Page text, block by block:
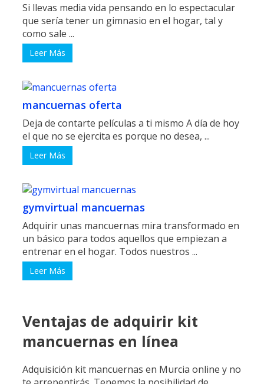
Si llevas media vida pensando en lo espectacular
que sería tener un gimnasio en el hogar, tal y
como sale ...
Leer Más
mancuernas oferta
Deja de contarte películas a ti mismo A día de hoy
el que no se ejercita es porque no desea, ...
Leer Más
gymvirtual mancuernas
Adquirir unas mancuernas mira transformado en
un básico para todos aquellos que empiezan a
entrenar en el hogar. Todos nuestros ...
Leer Más
Ventajas de adquirir kit
mancuernas en línea
Adquisición kit mancuernas en Murcia online y no